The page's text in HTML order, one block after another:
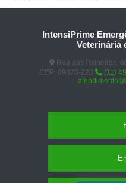
IntensiPrime
Veterinária
Rua das Paineiras,
CEP: 09070-220
(11)